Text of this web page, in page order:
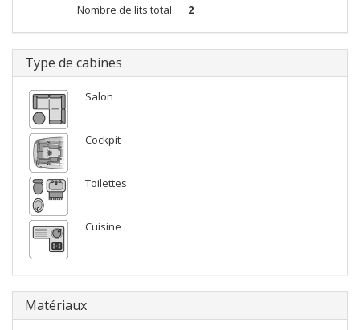
Nombre de lits total
2
Type de cabines
Salon
Cockpit
Toilettes
Cuisine
Matériaux